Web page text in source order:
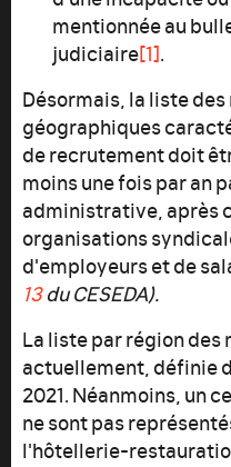
mentionnée au
judiciaire[1].
Désormais, la liste
géographiques
de recrutement doit
moins une fois par an
administrative, après
organisations
d'employeurs et de
13du CESEDA).
La liste par région des
actuellement, définie
2021. Néanmoins, un
ne sont pas
l'hôtellerie-